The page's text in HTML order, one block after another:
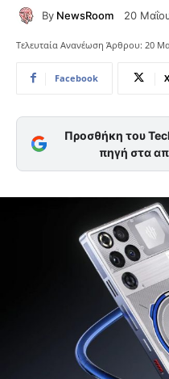
By NewsRoom 20
Τελευταία Ανανέωση Άρθρου: 20
Facebook X
Προσθήκη του
πηγή στα